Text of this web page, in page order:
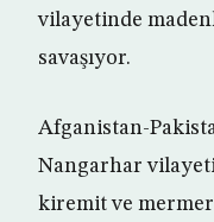
vilayetinde
savaşıyor.
Afganistan-
Nangarhar
kiremit ve mermer